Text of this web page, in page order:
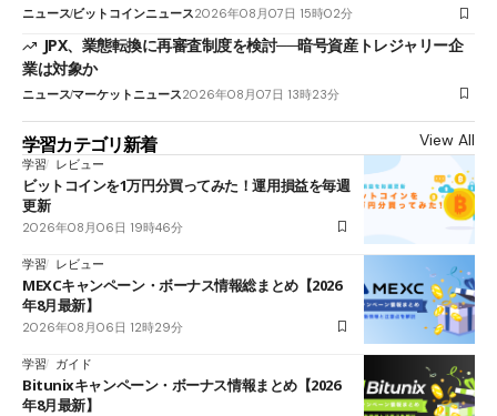
ニュースビットコインニュース2026年08月07日 15時02分
JPX、業態転換に再審査制度を検討──暗号資産トレジャリー企
業は対象か
ニュースマーケットニュース2026年08月07日 13時23分
学習カテゴリ新着 View All
学習 レビュー
ビットコインを1万円分買ってみた！運用損益を毎週
更新
2026年08月06日 19時46分
学習 レビュー
MEXCキャンペーン・ボーナス情報総まとめ【2026
年8月最新】
2026年08月06日 12時29分
学習 ガイド
Bitunixキャンペーン・ボーナス情報まとめ【2026
年8月最新】